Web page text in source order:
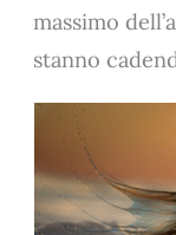
massimo
stanno